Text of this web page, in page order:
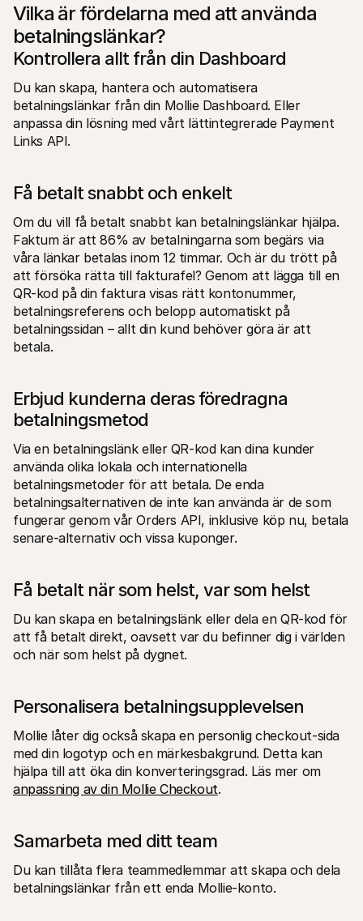
Vilka är fördelarna med att använda
betalningslänkar?
Kontrollera allt från din Dashboard
Du kan skapa, hantera och automatisera
betalningslänkar från din Mollie Dashboard. Eller
anpassa din lösning med vårt lättintegrerade Payment
Links API.
Få betalt snabbt och enkelt
Om du vill få betalt snabbt kan betalningslänkar hjälpa.
Faktum är att 86% av betalningarna som begärs via
våra länkar betalas inom 12 timmar. Och är du trött på
att försöka rätta till fakturafel? Genom att lägga till en
QR-kod på din faktura visas rätt kontonummer,
betalningsreferens och belopp automatiskt på
betalningssidan – allt din kund behöver göra är att
betala.
Erbjud kunderna deras föredragna
betalningsmetod
Via en betalningslänk eller QR-kod kan dina kunder
använda olika lokala och internationella
betalningsmetoder för att betala. De enda
betalningsalternativen de inte kan använda är de som
fungerar genom vår Orders API, inklusive köp nu, betala
senare-alternativ och vissa kuponger.
Få betalt när som helst, var som helst
Du kan skapa en betalningslänk eller dela en QR-kod för
att få betalt direkt, oavsett var du befinner dig i världen
och när som helst på dygnet.
Personalisera betalningsupplevelsen
Mollie låter dig också skapa en personlig checkout-sida
med din logotyp och en märkesbakgrund. Detta kan
hjälpa till att öka din konverteringsgrad. Läs mer om
anpassning av din Mollie Checkout.
Samarbeta med ditt team
Du kan tillåta flera teammedlemmar att skapa och dela
betalningslänkar från ett enda Mollie-konto.